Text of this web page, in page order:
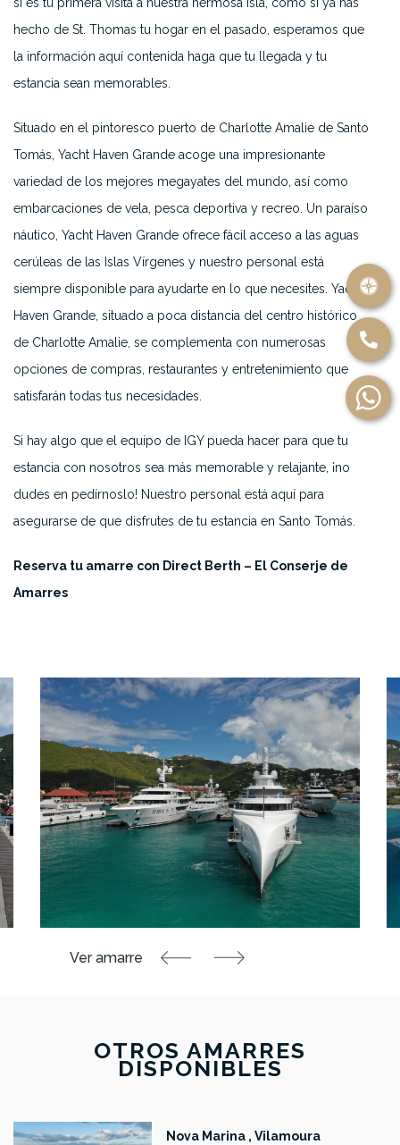
hecho de St. Thomas tu hogar en el pasado, esperamos que
la información aquí contenida haga que tu llegada y tu
estancia sean memorables.
Situado en el pintoresco puerto de Charlotte Amalie de Santo
Tomás, Yacht Haven Grande acoge una impresionante
variedad de los mejores megayates del mundo, así como
embarcaciones de vela, pesca deportiva y recreo. Un paraíso
náutico, Yacht Haven Grande ofrece fácil acceso a las aguas
cerúleas de las Islas Vírgenes y nuestro personal está
siempre disponible para ayudarte en lo que necesites. Yacht
Haven Grande, situado a poca distancia del centro histórico
de Charlotte Amalie, se complementa con numerosas
opciones de compras, restaurantes y entretenimiento que
satisfarán todas tus necesidades.
Si hay algo que el equipo de IGY pueda hacer para que tu
estancia con nosotros sea más memorable y relajante, ¡no
dudes en pedírnoslo! Nuestro personal está aquí para
asegurarse de que disfrutes de tu estancia en Santo Tomás.
Reserva tu amarre con Direct Berth – El Conserje de
Amarres
OTROS AMARRES
DISPONIBLES
Nova Marina , Vilamoura